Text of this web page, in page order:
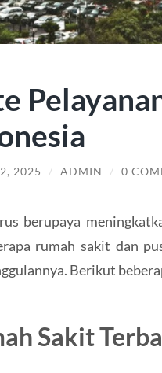
2025 / ADMIN / 0
berupaya
rumah sakit dan
Berikut
Sakit